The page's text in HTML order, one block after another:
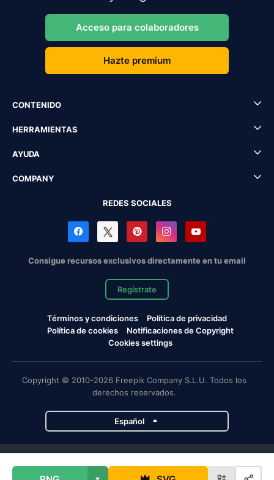
Acceso para colaboradores
Hazte premium
CONTENIDO
HERRAMIENTAS
AYUDA
COMPANY
REDES SOCIALES
Consigue recursos exclusivos directamente en tu email
Regístrate
Términos y condiciones
Política de privacidad
Política de cookies
Notificaciones de Copyright
Cookies settings
Copyright © 2010-2026 Freepik Company S.L.U. Todos los
derechos reservados.
Español